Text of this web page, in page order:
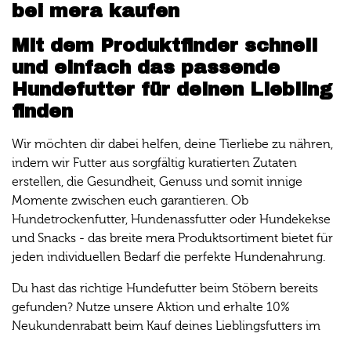
bei mera kaufen
Mit dem Produktfinder schnell
und einfach das passende
Hundefutter für deinen Liebling
finden
Wir möchten dir dabei helfen, deine Tierliebe zu nähren,
indem wir Futter aus sorgfältig kuratierten Zutaten
erstellen, die Gesundheit, Genuss und somit innige
Momente zwischen euch garantieren. Ob
Hundetrockenfutter, Hundenassfutter oder Hundekekse
und Snacks - das breite mera Produktsortiment bietet für
jeden individuellen Bedarf die perfekte Hundenahrung.
Du hast das richtige Hundefutter beim Stöbern bereits
gefunden? Nutze unsere Aktion und erhalte 10%
Neukundenrabatt beim Kauf deines Lieblingsfutters im